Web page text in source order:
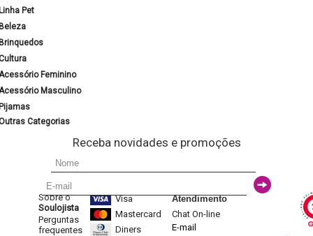
Pet
Feminino
Masculino
Categorias
Receba novidades e promoções
Sobre o
Soulojista
Perguntas
frequentes
Visa
Mastercard
Diners
Atendimento
Chat On-line
E-mail